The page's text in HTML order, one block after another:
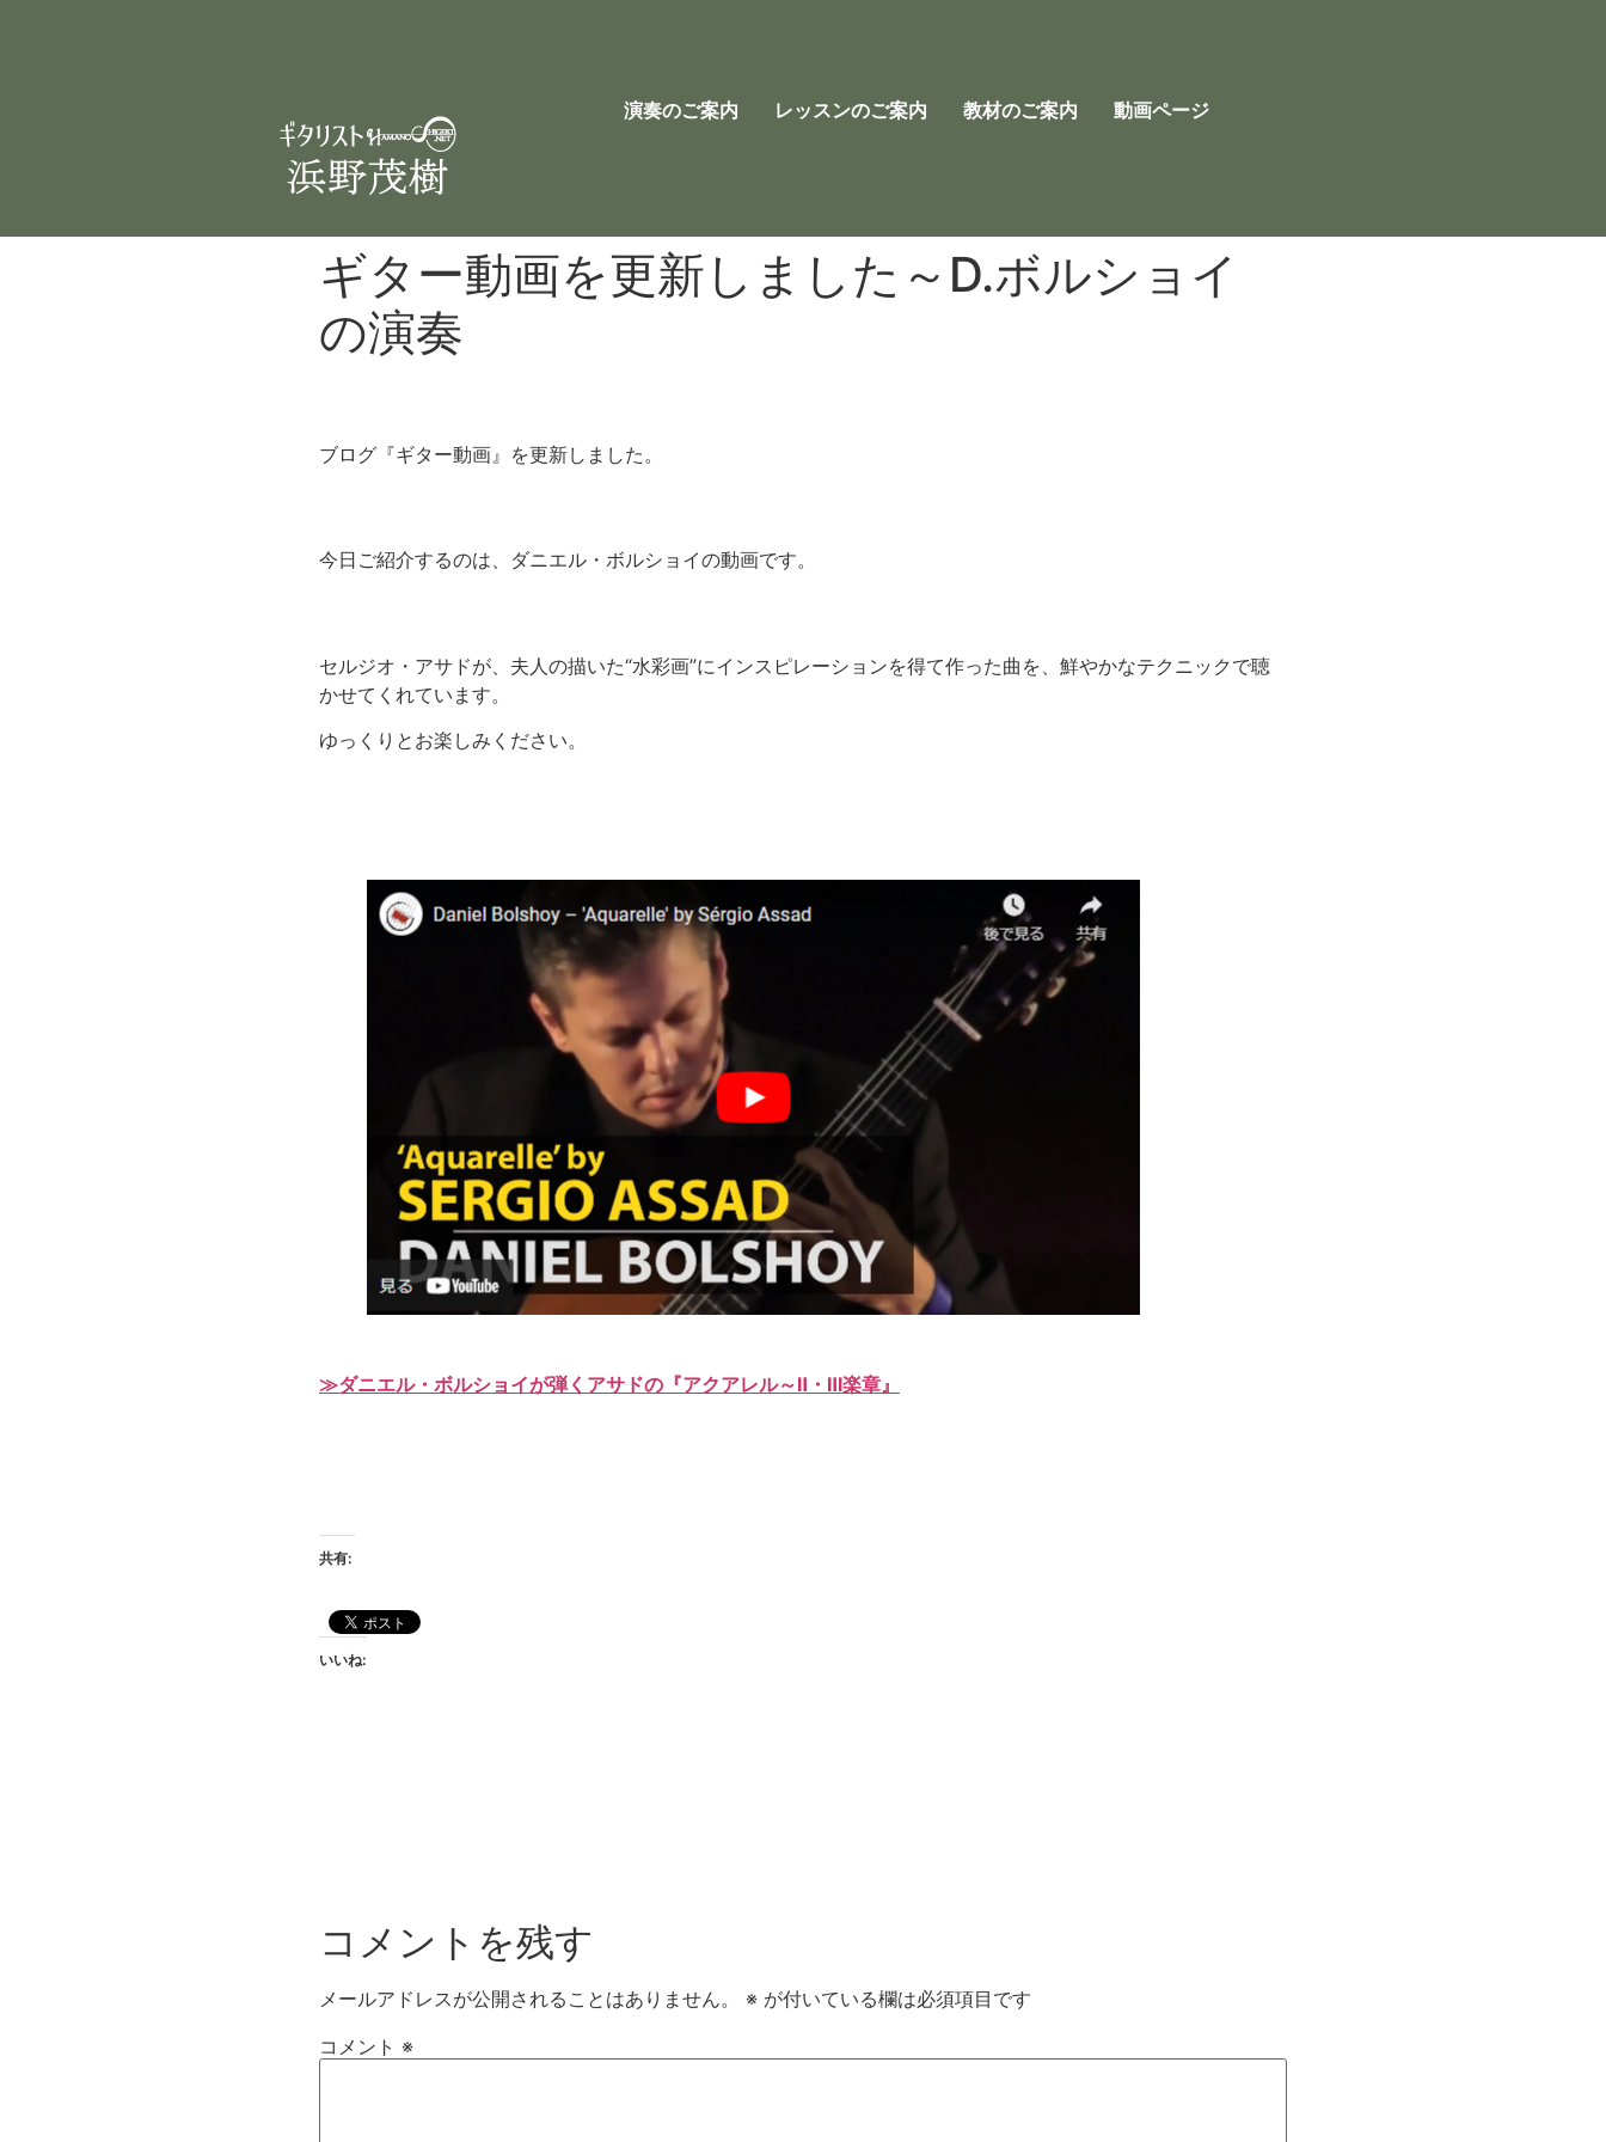
演奏のご案内 レッスンのご案内 教材のご案内 動画ページ
ギター動画を更新しました～D.ボルショイ
の演奏
ブログ『ギター動画』を更新しました。
今日ご紹介するのは、ダニエル・ボルショイの動画です。
セルジオ・アサドが、夫人の描いた“水彩画”にインスピレーションを得て作った曲を、鮮やかなテクニックで聴
かせてくれています。
ゆっくりとお楽しみください。
≫ダニエル・ボルショイが弾くアサドの『アクアレル～Ⅱ・Ⅲ楽章』
共有:
いいね:
コメントを残す
メールアドレスが公開されることはありません。 ※ が付いている欄は必須項目です
コメント ※